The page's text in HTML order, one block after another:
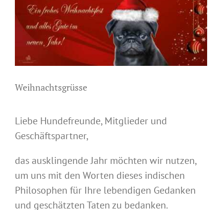
Bild
Weihnachtsgrüsse
Liebe Hundefreunde, Mitglieder und
Geschäftspartner,
das ausklingende Jahr möchten wir nutzen,
um uns mit den Worten dieses indischen
Philosophen für Ihre lebendigen Gedanken
und geschätzten Taten zu bedanken.